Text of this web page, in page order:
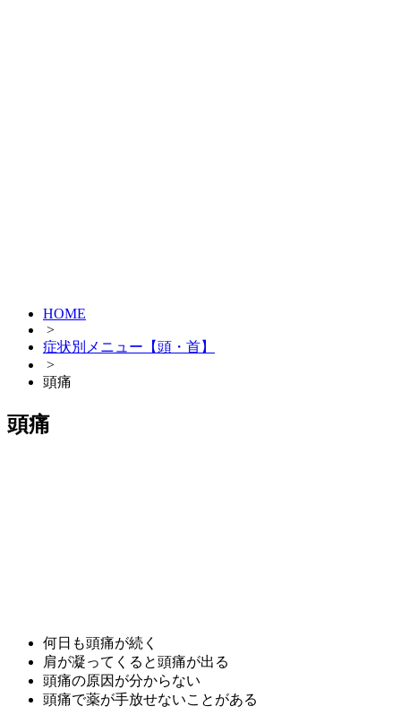
HOME
>
症状別メニュー【頭・首】
>
頭痛
頭痛
何日も頭痛が続く
肩が凝ってくると頭痛が出る
頭痛の原因が分からない
頭痛で薬が手放せないことがある